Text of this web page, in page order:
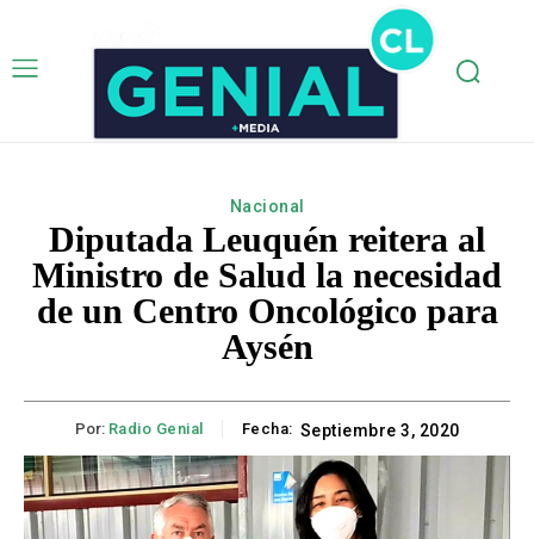
Nacional
Diputada Leuquén reitera al
Ministro de Salud la necesidad
de un Centro Oncológico para
Aysén
Por: Radio Genial Fecha: Septiembre 3, 2020